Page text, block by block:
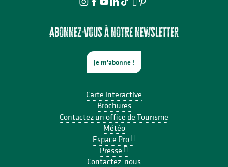
Abonnez-vous à notre newsletter
Je m'abonne !
Carte interactive
Brochures
Contactez un office de Tourisme
Météo
Espace Pro
Presse
Contactez-nous